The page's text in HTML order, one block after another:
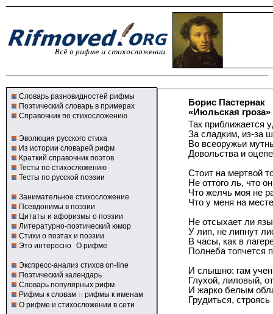
Словарь разновидностей рифмы
Поэтический словарь в примерах
Справочник по стихосложению
Эволюция русского стиха
Из истории словарей рифм
Краткий справочник поэтов
Тесты по стихосложению
Тесты по русской поэзии
Занимательное стихосложение
Псевдонимы в поэзии
Цитаты и афоризмы о поэзии
Литературно-поэтический юмор
Стихи о поэтах и поэзии
Это интересно О рифме
Экспресс-анализ стихов on-line
Поэтический календарь
Словарь популярных рифм
Рифмы к словам и рифмы к именам
О рифме и стихосложении в сети
Борис Пастернак
«Июльская гроза»
Так приближается
За сладким, из-за
Во всеоружьи
Довольства и
Стоит на мертвой
Не оттого ль, что
Что желчь моя не
Что у меня на
Не отсыхает ли
У лип, не липнут
В часы, как в
Полнеба топчется
И слышно: гам
Глухой, лиловый,
И жарко белым
Грудиться,